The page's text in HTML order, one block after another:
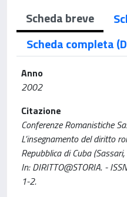
Scheda breve
Scheda completa
Anno
2002
Citazione
Conferenze Romanistiche
L’insegnamento del diritto
Repubblica di Cuba
In: DIRITTO@STORIA. -
1-2.